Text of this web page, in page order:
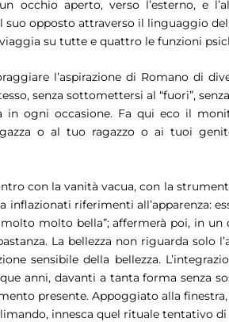
occhio aperto, verso l’esterno, e
suo opposto attraverso il linguaggio
su tutte e quattro le funzioni
l’aspirazione di Romano di
senza sottomettersi al “fuori”,
in ogni occasione. Fa qui eco il
o al tuo ragazzo o ai tuoi
con la vanità vacua, con la
inflazionati riferimenti all’apparenza:
molto molto bella”; affermerà poi, in
La bellezza non riguarda solo l’
sensibile della bellezza.
anni, davanti a tanta forma senza
presente. Appoggiato alla
innesca quel rituale tentativo